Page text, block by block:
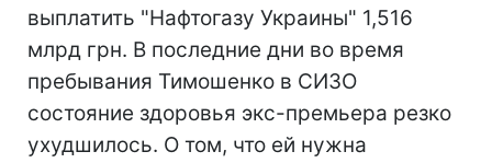
выплатить "Нафтогазу Украины" 1,516
млрд грн. В последние дни во время
пребывания Тимошенко в СИЗО
состояние здоровья экс-премьера резко
ухудшилось. О том, что ей нужна